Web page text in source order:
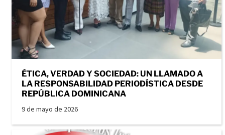
ÉTICA, VERDAD Y SOCIEDAD: UN LLAMADO A
LA RESPONSABILIDAD PERIODÍSTICA DESDE
REPÚBLICA DOMINICANA
9 de mayo de 2026